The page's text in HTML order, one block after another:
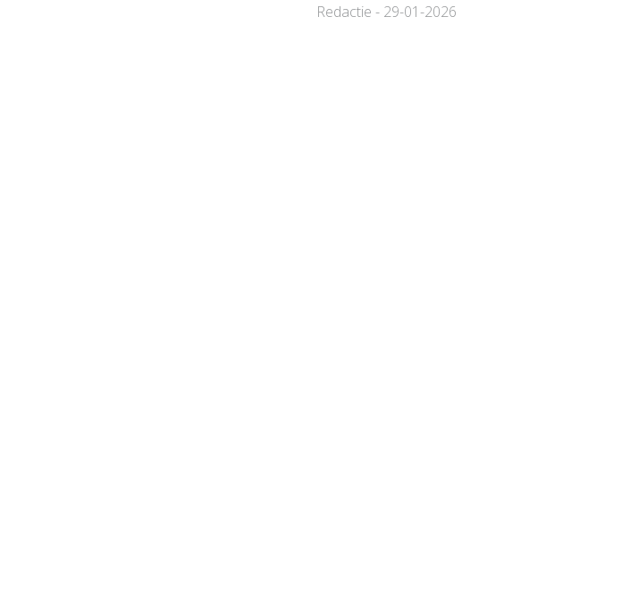
Redactie - 29-01-2026